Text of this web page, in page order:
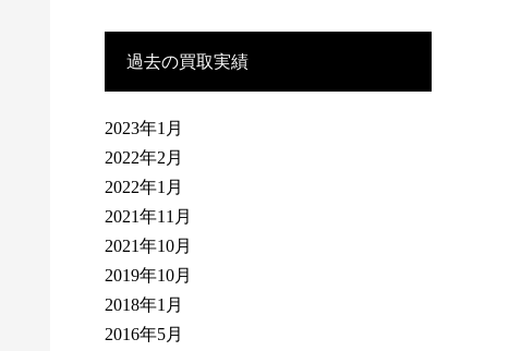
過去の買取実績
2023年1月
2022年2月
2022年1月
2021年11月
2021年10月
2019年10月
2018年1月
2016年5月